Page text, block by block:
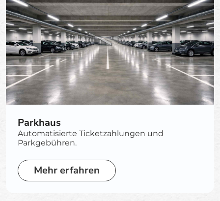
Parkhaus
Automatisierte Ticketzahlungen und
Parkgebühren.
Mehr erfahren